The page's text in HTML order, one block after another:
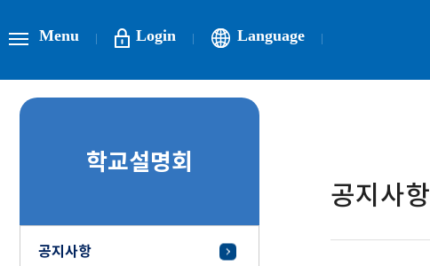
Menu Login Language
학교설명회
공지사항
공지사항